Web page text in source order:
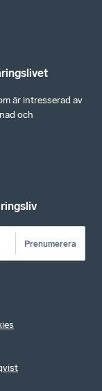
är intresserad av
och
Prenumerera